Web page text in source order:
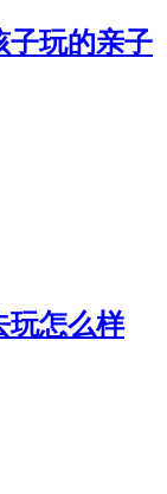
子玩的亲子
玩怎么样